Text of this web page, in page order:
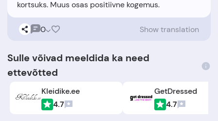
0 Show translation
Sulle võivad meeldida ka need
ettevõtted
Kleidike.ee
4.7
GetDressed
4.7